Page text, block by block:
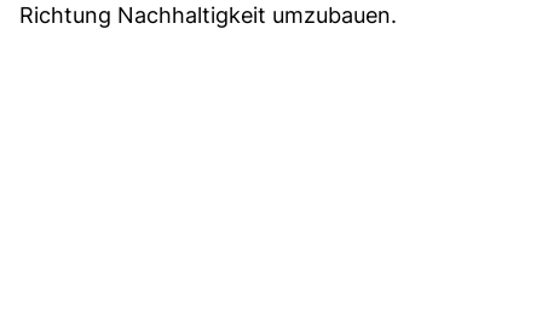
Richtung Nachhaltigkeit umzubauen.